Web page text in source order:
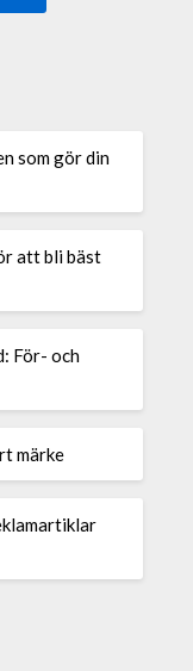
som gör din
att bli bäst
För- och
märke